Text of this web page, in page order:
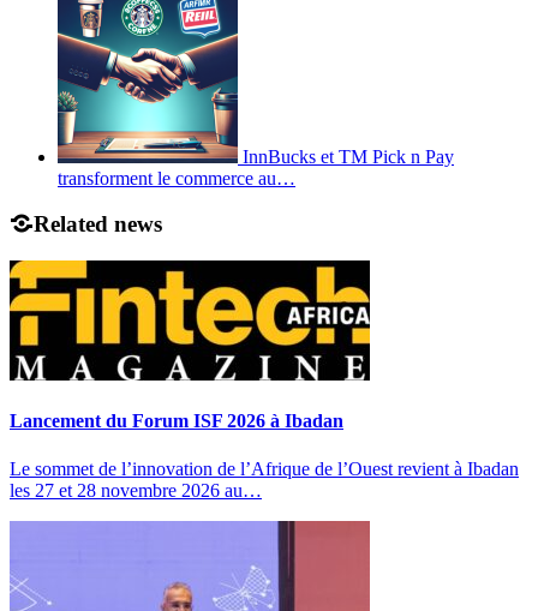
InnBucks et TM Pick n Pay
transforment le commerce au…
Related news
Lancement du Forum ISF 2026 à Ibadan
Le sommet de l’innovation de l’Afrique de l’Ouest revient à Ibadan
les 27 et 28 novembre 2026 au…